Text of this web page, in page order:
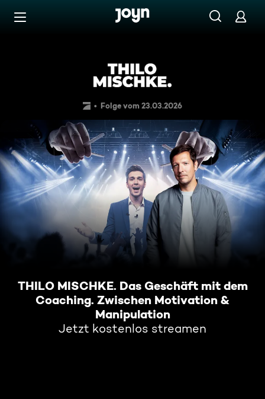
Zum Inhalt springen
THILO MISCHKE. Das
Folge vom 23.03.2026
THILO MISCHKE. Das Geschäft mit dem
Coaching. Zwischen Motivation &
Manipulation
Jetzt kostenlos streamen